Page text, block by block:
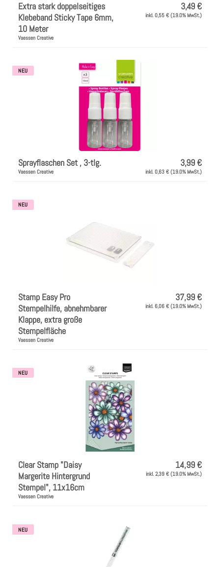
Extra stark doppelseitiges
Klebeband Sticky Tape 6mm,
10 Meter
Vaessen Creative
3,49 €
inkl. 0,55 € (19.0% MwSt.)
NEU
Sprayflaschen Set , 3-tlg.
Vaessen Creative
3,99 €
inkl. 0,63 € (19.0% MwSt.)
NEU
Stamp Easy Pro
Stempelhilfe, abnehmbarer
Klappe, extra große
Stempelfläche
Vaessen Creative
37,99 €
inkl. 6,06 € (19.0% MwSt.)
NEU
Clear Stamp "Daisy
Margerite Hintergrund
Stempel", 11x16cm
Vaessen Creative
14,99 €
inkl. 2,39 € (19.0% MwSt.)
NEU